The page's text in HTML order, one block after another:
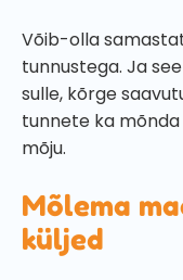
Võib-olla
tunnustega. Ja
sulle, kõrge
tunnete ka
mõju.
Mõlema
küljed